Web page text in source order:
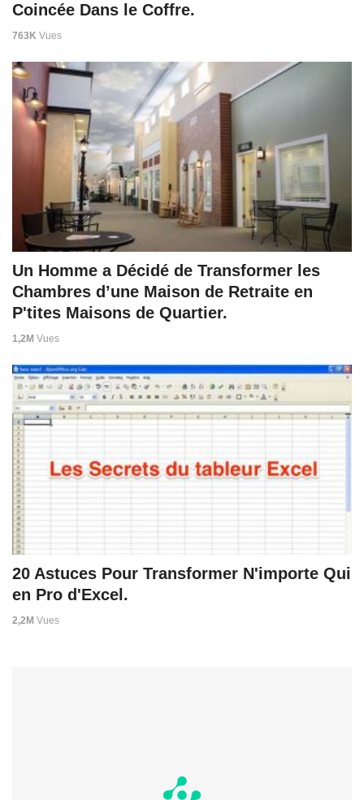
Coincée Dans le Coffre.
763K Vues
Un Homme a Décidé de Transformer les
Chambres d’une Maison de Retraite en
P'tites Maisons de Quartier.
1,2M Vues
20 Astuces Pour Transformer N'importe Qui
en Pro d'Excel.
2,2M Vues